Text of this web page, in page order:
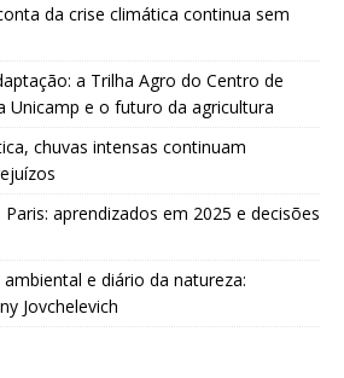
da crise climática continua sem
a Trilha Agro do Centro de
Unicamp e o futuro da agricultura
chuvas intensas continuam
aprendizados em 2025 e decisões
e diário da natureza:
Jovchelevich